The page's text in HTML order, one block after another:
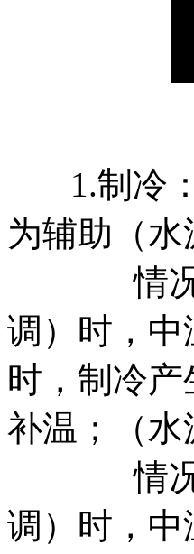
1.制冷
为辅助（
情
调）时，
时，制冷
补温；（
情
调）时，